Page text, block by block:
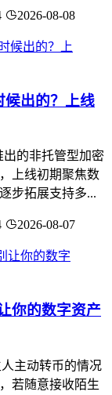
2026-08-08
候出的？上线
出的非托管型加密
上线初期聚焦数
步拓展支持多...
2026-08-07
你的数字资产
主动转币的情况
若随意接收陌生